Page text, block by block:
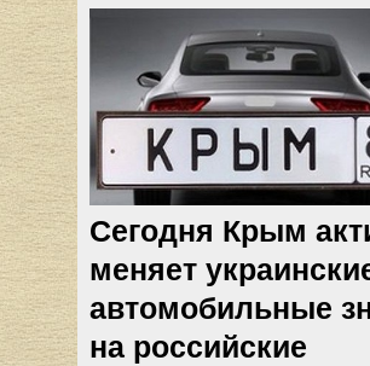
Сегодня Крым
меняет
автомобильные
на российские